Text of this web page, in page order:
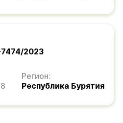
2023
Регион:
Республика Бурятия